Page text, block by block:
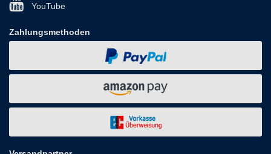
YouTube
Zahlungsmethoden